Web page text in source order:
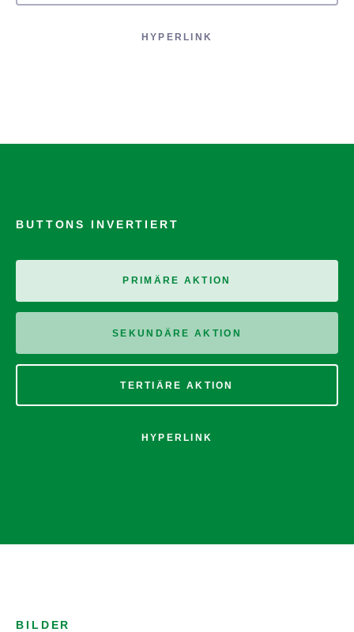
HYPERLINK
BUTTONS INVERTIERT
PRIMÄRE AKTION
SEKUNDÄRE AKTION
TERTIÄRE AKTION
HYPERLINK
BILDER